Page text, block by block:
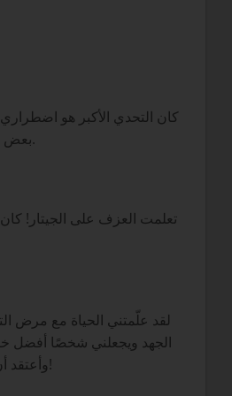
كان التحدي الأكبر هو
بعض العوائق بخفة، والبحث دائمًا عن كرسي للدعم - خاصةً عند النهوض من الكرسي والوقوف على الأرض. أحاول دائمًا توخي الحذر من أي شيء يمكن أن يوقعني أرضًا.
تعلمت العزف على الجيتار! كان
لقد علّمتني الحياة مع مرض
الجهد ويجعلني شخصًا أفضل
وأعتقد أن هذا الشعور قد منحني شعوراً في الحياة، وهو أكبر تحدٍ يمكن أن أواجهه في الحياة. نحن خصوم، ومثل كل معركة جيدة، أنوي أن أقاتل حتى النهاية - منتصرًا بالطبع!